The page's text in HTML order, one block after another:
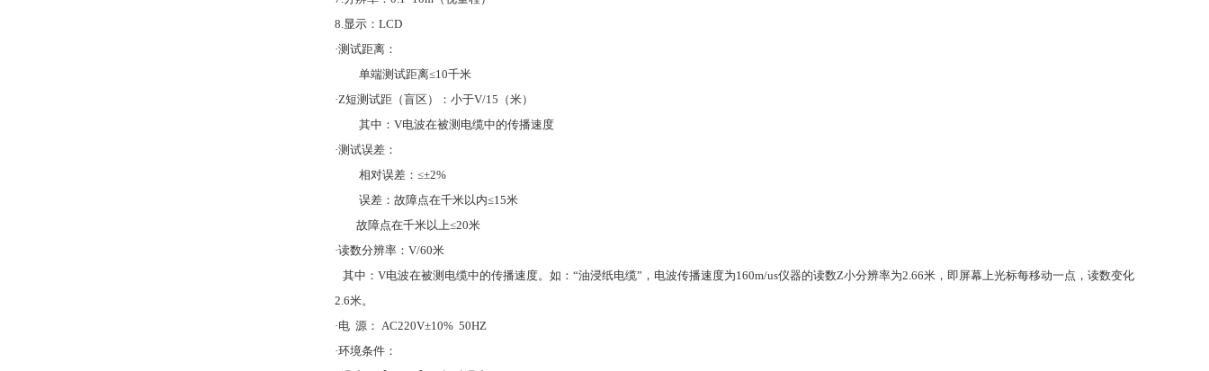
8.显示： LCD
·测试距离：
单端测试距离≤10千米
·Z短测试距 （盲区） ：小于V/15（米）
其中： V电波在被测电缆中的传播速度
·测试误差：
相对误差： ≤±2%
误差：故障点在千米以内≤15米
故障点在千米以上≤20米
·读数分辨率： V/60米
其中： V电波在被测电缆中的传播速度。如： “油浸纸电缆” ，电波传播速度为160m/us仪器的读数Z小分辨率为2.66米，即屏幕上光标每移动一点，读数变化
2.6米。
·电 源： AC220V±10% 50HZ
·环境条件：